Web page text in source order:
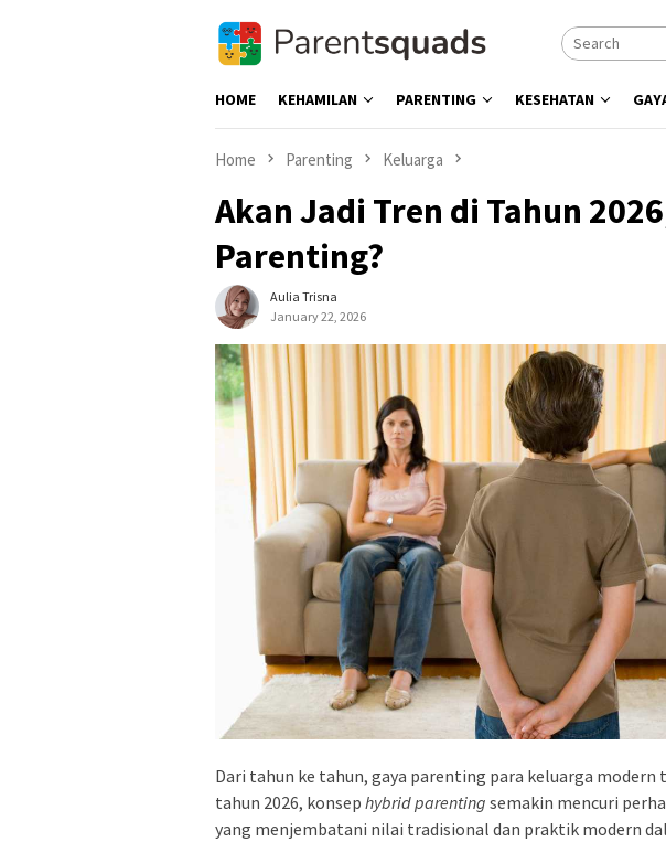
HOME KEHAMILAN PARENTING KESEHATAN
Home Parenting Keluarga
Akan Jadi Tren di Tahun
Parenting?
Aulia Trisna
January 22, 2026
Dari tahun ke tahun, gaya parenting para keluarga
tahun 2026, konsep hybrid parenting semakin mencuri
yang menjembatani nilai tradisional dan praktik modern